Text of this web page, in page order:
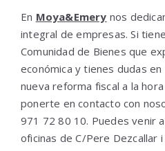
En Moya&Emery nos
integral de empresas. Si
Comunidad de Bienes que
económica y tienes dudas
nueva reforma fiscal a la
ponerte en contacto con
971 72 80 10. Puedes venir
oficinas de C/Pere Dezcallar